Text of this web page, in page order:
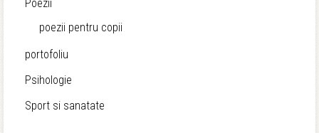
Poezii
poezii pentru copii
portofoliu
Psihologie
Sport si sanatate